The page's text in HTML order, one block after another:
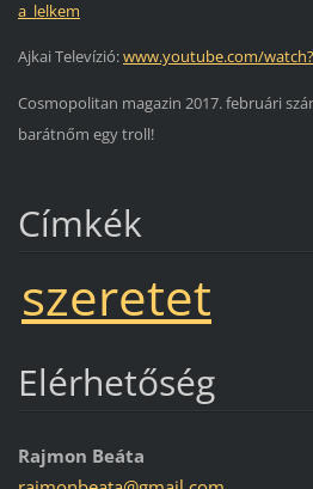
a_lelkem
Ajkai Televízió:www.youtube.com/
Cosmopolitan magazin 2017. februári
barátnőm egy troll!
Címkék
szeretet
Elérhetőség
Rajmon Beáta